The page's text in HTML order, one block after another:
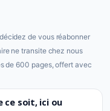
de vous réabonner
ne transite chez nous
de 600 pages, offert avec
ce soit, ici ou